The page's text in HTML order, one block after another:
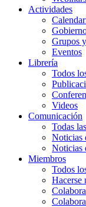
Actividades
Grupos
Eventos
Librería
Todos
Videos
Comunicación
Todas
Noticias
Noticias
Miembros
Todos
Hacerse